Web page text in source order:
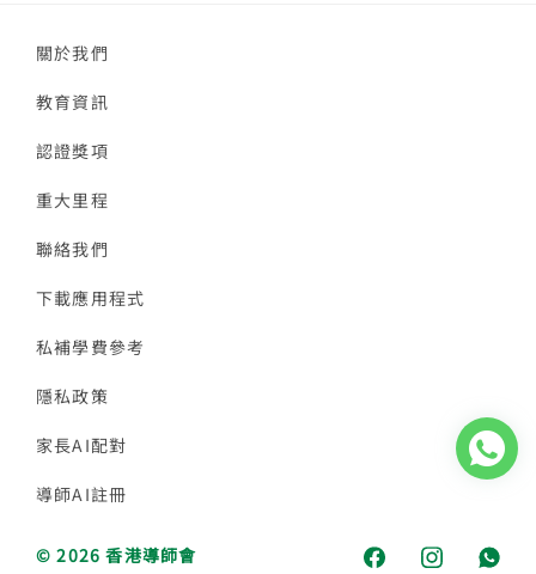
關於我們
教育資訊
認證獎項
重大里程
聯絡我們
下載應用程式
私補學費參考
隱私政策
家長AI配對
導師AI註冊
© 2026 香港導師會